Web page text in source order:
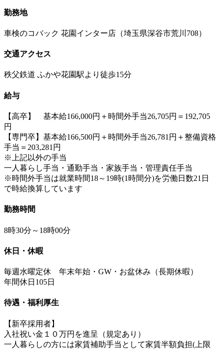
勤務地
車検のコバック 花園インター店（埼玉県深谷市荒川708）
交通アクセス
秩父鉄道 ふかや花園駅より徒歩15分
給与
【高卒】 基本給166,000円＋時間外手当26,705円＝192,705
円
【専門卒】基本給166,500円＋時間外手当26,781円＋整備資格
手当＝203,281円
※上記以外の手当
一人暮らし手当・通勤手当・家族手当・管理責任手当
※時間外手当は就業時間18～19時(1時間分)を労働日数21日
で時給換算しています
勤務時間
8時30分～18時00分
休日・休暇
毎週水曜定休 年末年始・GW・お盆休み（長期休暇）
年間休日105日
待遇・福利厚生
【新卒採用者】
入社祝い金１０万円を進呈（規定あり）
一人暮らしの方には家賃補助手当として家賃半額負担(上限